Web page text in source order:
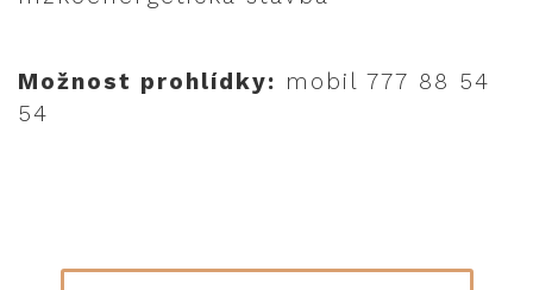
Možnost prohlídky: mobil 777 88 54
54